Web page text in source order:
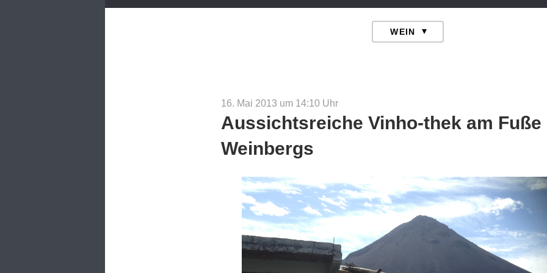
16. Mai 2013 um 14:10 Uhr
Aussichtsreiche Vinho-thek am Fuße
Weinbergs